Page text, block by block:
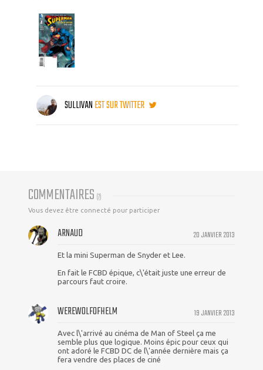
SULLIVANEST SUR TWITTER
COMMENTAIRES (7)
Vous devez être connecté pour participer
20 JANVIER 2013
ARNAUD
Et la mini Superman de Snyder et Lee.
En fait le FCBD épique, c\'était juste une erreur de
parcours faut croire.
19 JANVIER 2013
WEREWOLFOFHELM
Avec l\'arrivé au cinéma de Man of Steel ça me
semble plus que logique. Moins épic pour ceux qui
ont adoré le FCBD DC de l\'année dernière mais ça
fera vendre des places de ciné